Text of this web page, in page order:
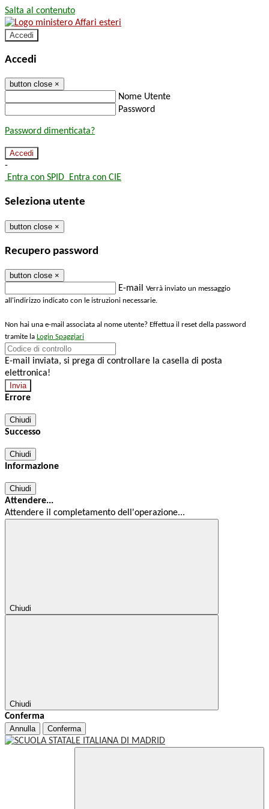
Salta al contenuto
Accedi
Accedi
button close ×
Nome Utente
Password
Password dimenticata?
-
Entra con SPID Entra con CIE
Seleziona utente
button close ×
Recupero password
button close ×
E-mail Verrà inviato un messaggio
all'indirizzo indicato con le istruzioni necessarie.
Non hai una e-mail associata al nome utente? Effettua il reset della password
tramite la Login Spaggiari
E-mail inviata, si prega di controllare la casella di posta
elettronica!
Errore
Chiudi
Successo
Chiudi
Informazione
Chiudi
Attendere...
Attendere il completamento dell'operazione...
Chiudi
Chiudi
Conferma
Annulla Conferma